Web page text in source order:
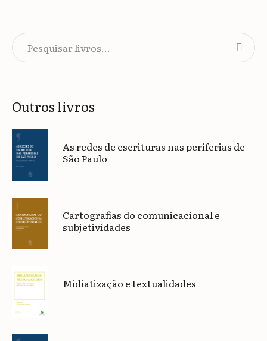
Outros livros
As redes de escrituras nas periferias de
São Paulo
Cartografias do comunicacional e
subjetividades
Midiatização e textualidades